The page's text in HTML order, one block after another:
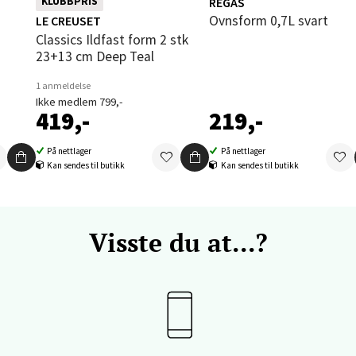
LE CREUSET
Classics Ildfast form 2 stk
23+13 cm Deep Teal
1 anmeldelse
Ikke medlem 799,-
419,-
På nettlager
Kan sendes til butikk
Ovnsform 0,7L svart
219,-
På nettlager
Kan sendes til butikk
Visste du at...?
Orkanger, Orkdalsveien 113, 7300 Orkanger
09-18
- Thon Senter Sandvika
7, 1338 Sandvika
dag 09-19
- Thon Senter Sartor